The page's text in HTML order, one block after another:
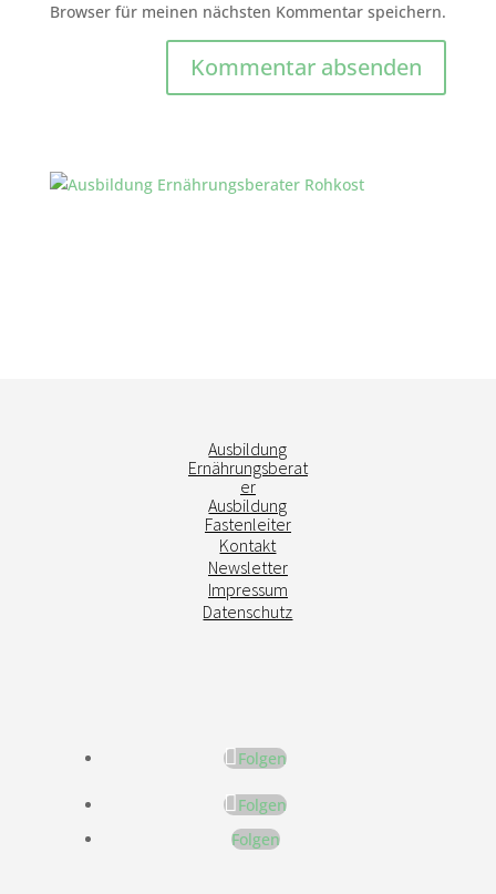
Browser für meinen nächsten Kommentar speichern.
Ausbildung
Ernährungsberat
er
Ausbildung
Fastenleiter
Kontakt
Newsletter
Impressum
Datenschutz
Folgen
Folgen
Folgen